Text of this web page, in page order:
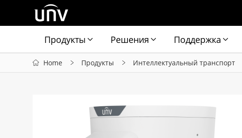
Продукты Решения Поддержка
Home Продукты Интеллектуальный транспорт